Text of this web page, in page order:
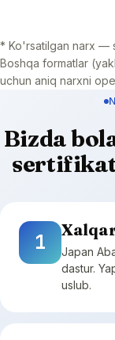
* Ko'rsatilgan narx —
Boshqa formatlar
uchun aniq narxni
Bizda
1
Japan
dastur.
uslub.